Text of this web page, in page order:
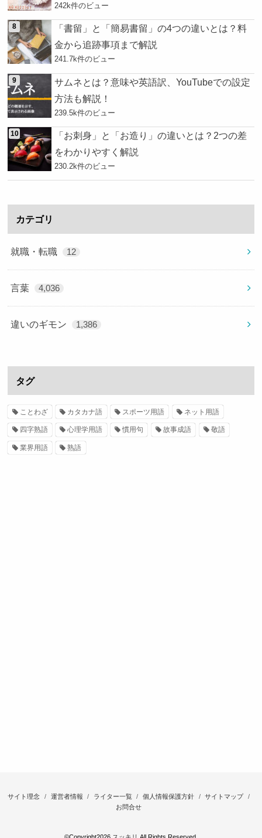
242k件のビュー
「書留」と「簡易書留」の4つの違いとは？料
金から追跡事項まで解説
241.7k件のビュー
サムネとは？意味や英語訳、YouTubeでの設定
方法も解説！
239.5k件のビュー
「お刺身」と「お造り」の違いとは？2つの差
をわかりやすく解説
230.2k件のビュー
カテゴリ
就職・転職 12
言葉 4,036
違いのギモン 1,386
タグ
ことわざ カタカナ語 スポーツ用語 ネット用語
四字熟語 心理学用語 慣用句 故事成語 敬語
業界用語 熟語
サイト理念 運営者情報 ライター一覧 個人情報保護方針
サイトマップ
お問合せ